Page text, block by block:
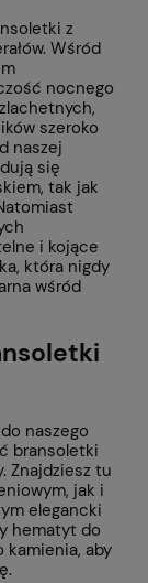
z
Wśród
nocnego
szeroko
naszej
się
tak jak
i kojące
która nigdy
wśród
naszego
bransoletki
Znajdziesz tu
jak i
elegancki
hematyt do
kamienia, aby